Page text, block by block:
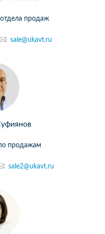
продаж
sale@ukavt.ru
продажам
sale2@ukavt.ru